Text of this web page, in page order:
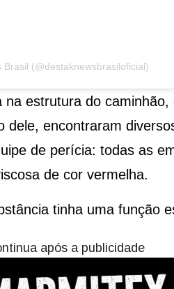
(@destaknewsbrasiloficial)
estrutura do
dele, encontraram
de perícia: todas as
de cor vermelha.
tinha uma função
após a publicidade